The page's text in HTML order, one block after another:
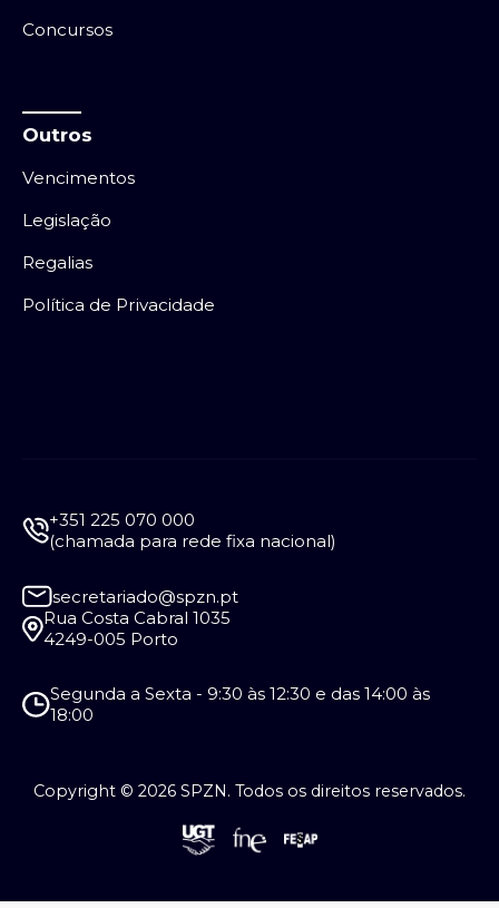
Concursos
Outros
Vencimentos
Legislação
Regalias
Política de Privacidade
+351 225 070 000
(chamada para rede fixa nacional)
secretariado@spzn.pt
Rua Costa Cabral 1035
4249-005 Porto
Segunda a Sexta - 9:30 às 12:30 e das 14:00 às
18:00
Copyright © 2026 SPZN. Todos os direitos reservados.